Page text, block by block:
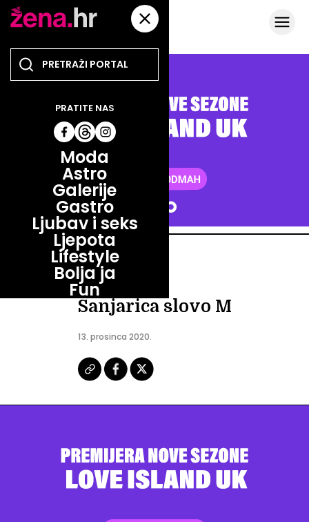
Moda
Astro
Galerije
Gastro
Ljubav i seks
Ljepota
Lifestyle
Bolja ja
Fun
PRATITE NAS
ASTRO
ASTRO
Sanjarica slovo M
13. prosinca 2020.